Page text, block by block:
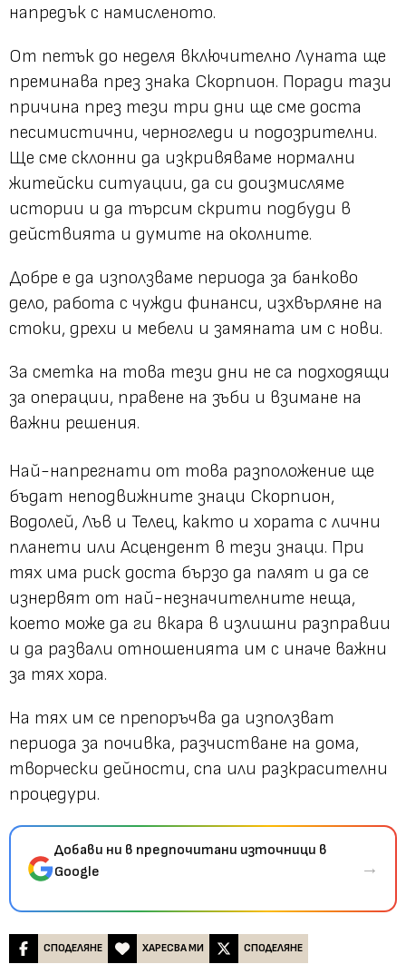
напредък с намисленото.
От петък до неделя включително Луната ще
преминава през знака Скорпион. Поради тази
причина през тези три дни ще сме доста
песимистични, черногледи и подозрителни.
Ще сме склонни да изкривяваме нормални
житейски ситуации, да си доизмисляме
истории и да търсим скрити подбуди в
действията и думите на околните.
Добре е да използваме периода за банково
дело, работа с чужди финанси, изхвърляне на
стоки, дрехи и мебели и замяната им с нови.
За сметка на това тези дни не са подходящи
за операции, правене на зъби и взимане на
важни решения.
Най-напрегнати от това разположение ще
бъдат неподвижните знаци Скорпион,
Водолей, Лъв и Телец, както и хората с лични
планети или Асцендент в тези знаци. При
тях има риск доста бързо да палят и да се
изнервят от най-незначителните неща,
което може да ги вкара в излишни разправии
и да развали отношенията им с иначе важни
за тях хора.
На тях им се препоръчва да използват
периода за почивка, разчистване на дома,
творчески дейности, спа или разкрасителни
процедури.
Добави ни в предпочитани източници в
Google
→
СПОДЕЛЯНЕ ХАРЕСВА МИ СПОДЕЛЯНЕ